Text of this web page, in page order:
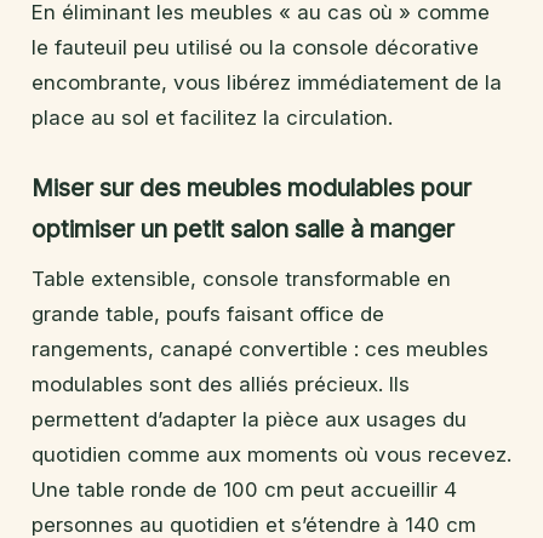
En éliminant les meubles « au cas où » comme
le fauteuil peu utilisé ou la console décorative
encombrante, vous libérez immédiatement de la
place au sol et facilitez la circulation.
Miser sur des meubles modulables pour
optimiser un petit salon salle à manger
Table extensible, console transformable en
grande table, poufs faisant office de
rangements, canapé convertible : ces meubles
modulables sont des alliés précieux. Ils
permettent d’adapter la pièce aux usages du
quotidien comme aux moments où vous recevez.
Une table ronde de 100 cm peut accueillir 4
personnes au quotidien et s’étendre à 140 cm